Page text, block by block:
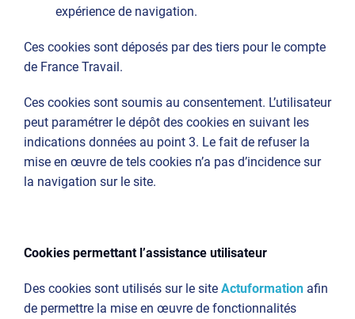
expérience de navigation.
Ces cookies sont déposés par des tiers pour le compte
de France Travail.
Ces cookies sont soumis au consentement. L’utilisateur
peut paramétrer le dépôt des cookies en suivant les
indications données au point 3. Le fait de refuser la
mise en œuvre de tels cookies n’a pas d’incidence sur
la navigation sur le site.
Cookies permettant l’assistance utilisateur
Des cookies sont utilisés sur le site Actuformation afin
de permettre la mise en œuvre de fonctionnalités